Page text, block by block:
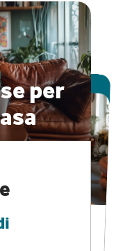
per
e
speciali
CLUB